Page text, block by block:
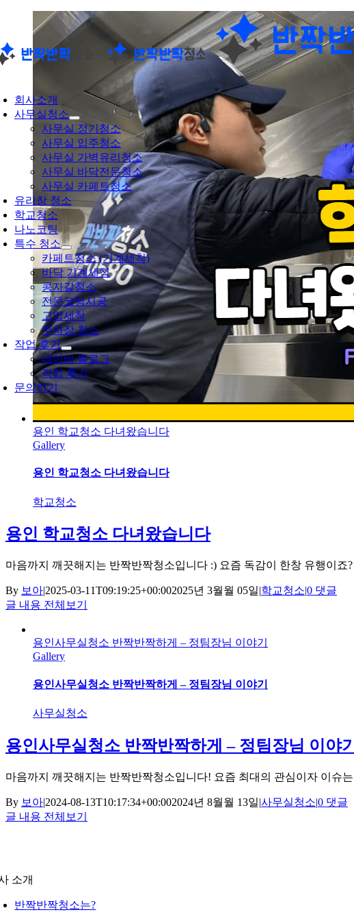
츠
로
뛰
기
회사소개
사무실청소
사무실 정기청소
사무실 입주청소
사무실 가벽유리청소
사무실 바닥전문청소
사무실 카페트청소
유리창 청소
학교청소
나노코팅
특수 청소
카페트청소 (기계세척)
바닥 기계세척
콩자갈청소
전문코팅시공
고압세척
주차장 청소
작업 후기
네이버 블로그
작업 후기
문의하기
용인 학교청소 다녀왔습니다
Gallery
용인 학교청소 다녀왔습니다
학교청소
용인 학교청소 다녀왔습니다
마음까지 깨끗해지는 반짝반짝청소입니다 :) 요즘 독감이 한창 유행이죠
By 보아|2025-03-11T09:19:25+00:002025년 3월월 05일|학교청소|0 댓글
글 내용 전체보기
용인사무실청소 반짝반짝하게 – 정팀장님 이야기
Gallery
용인사무실청소 반짝반짝하게 – 정팀장님 이야기
사무실청소
용인사무실청소 반짝반짝하게 – 정팀장님 이야기
마음까지 깨끗해지는 반짝반짝청소입니다! 요즘 최대의 관심이자 이슈
By 보아|2024-08-13T10:17:34+00:002024년 8월월 13일|사무실청소|0 댓글
글 내용 전체보기
소개
반짝반짝청소는?